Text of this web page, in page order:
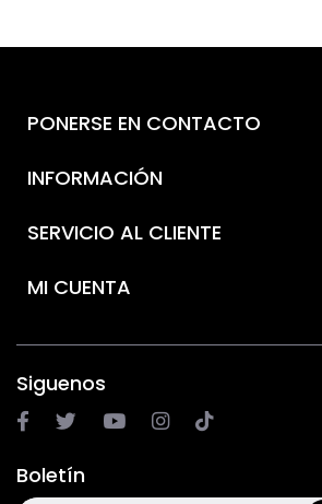
PONERSE EN CONTACTO
INFORMACIÓN
SERVICIO AL CLIENTE
MI CUENTA
Siguenos
Boletín